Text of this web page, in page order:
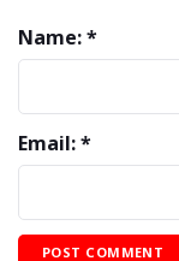
Name: *
Email: *